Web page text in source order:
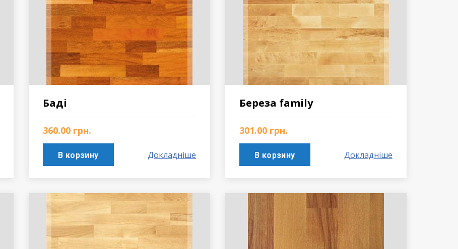
Баді
360.00 грн.
В корзину Докладніше
Береза family
301.00 грн.
В корзину Докладніше